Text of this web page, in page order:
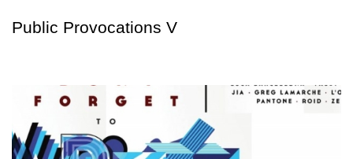
Public Provocations V